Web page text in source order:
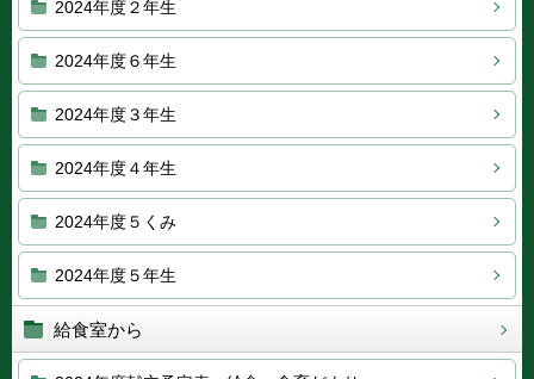
2024年度２年生
2024年度６年生
2024年度３年生
2024年度４年生
2024年度５くみ
2024年度５年生
給食室から